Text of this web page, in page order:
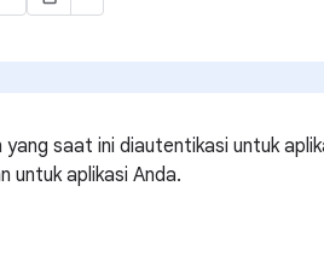
saat ini diautentikasi untuk
untuk aplikasi Anda.